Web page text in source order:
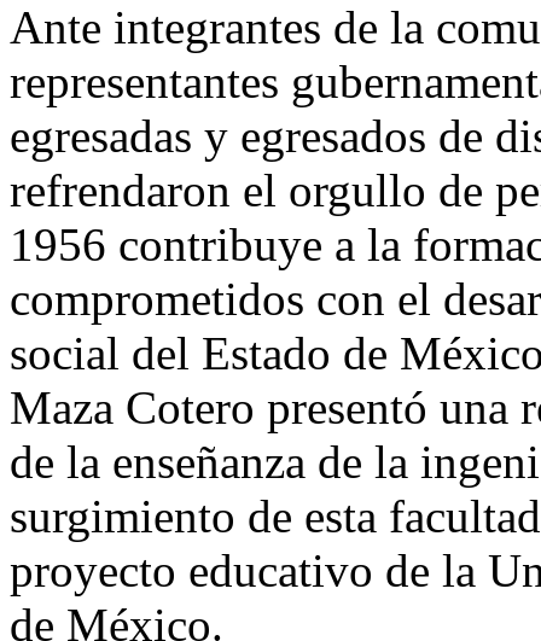
Ante integrantes de la
representantes
egresadas y egresados de
refrendaron el orgullo de
1956 contribuye a la
comprometidos con el
social del Estado de
Maza Cotero presentó una
de la enseñanza de la
surgimiento de esta
proyecto educativo de la
de México.